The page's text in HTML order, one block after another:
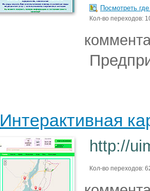
Посмотреть
Кол-во переходов:
Интерактивная
http://
Кол-во переходов: